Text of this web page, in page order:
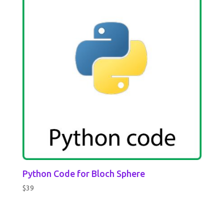
Python Code for Bloch Sphere
$39